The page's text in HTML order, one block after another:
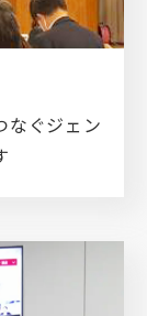
なぐジェン